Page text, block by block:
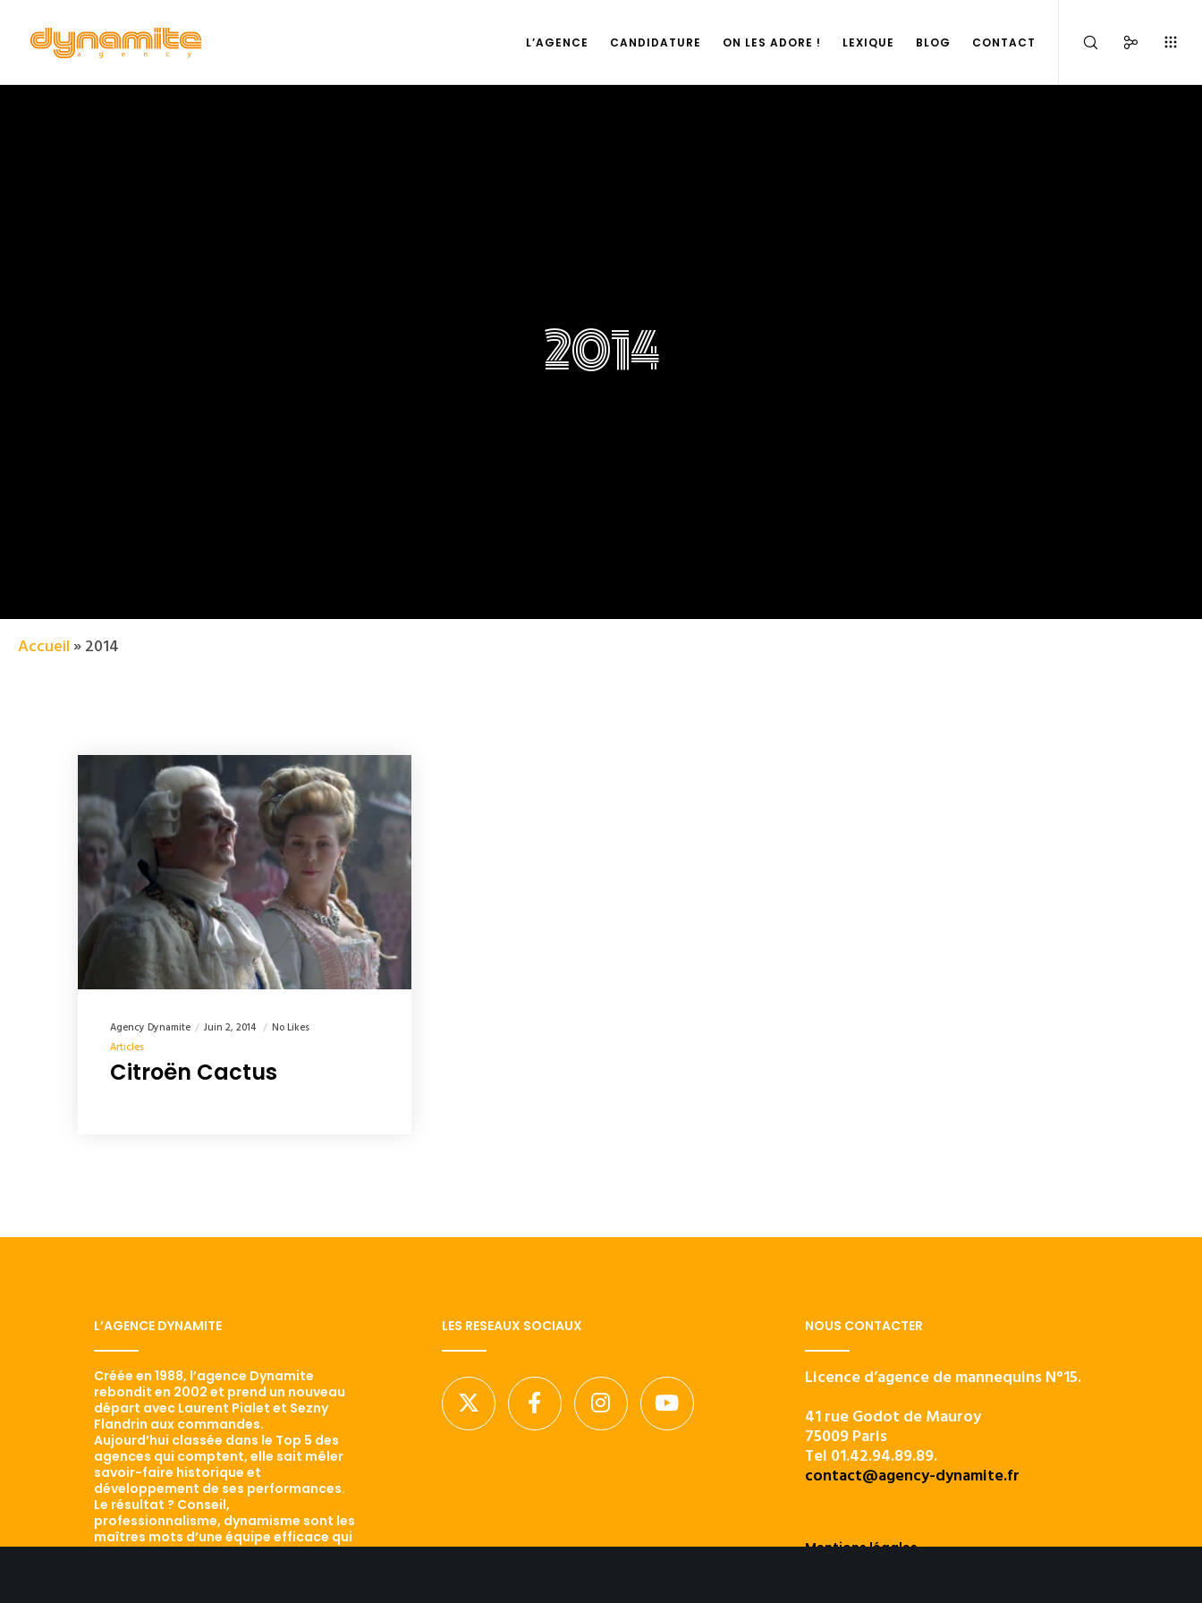
L’AGENCE CANDIDATURE ON LES ADORE ! LEXIQUE BLOG CONTACT
2014
Accueil »2014
Agency Dynamite Juin 2, 2014
No Likes
Articles
Citroën Cactus
L’AGENCE DYNAMITE
Créée en 1988, l’agence Dynamite
rebondit en 2002 et prend un nouveau
départ avec Laurent Pialet et Sezny
Flandrin aux commandes.
Aujourd’hui classée dans le Top 5 des
agences qui comptent, elle sait mêler
savoir-faire historique et
développement de ses performances.
Le résultat ? Conseil,
professionnalisme, dynamisme sont les
maîtres mots d’une équipe efficace qui
LES RESEAUX SOCIAUX NOUS CONTACTER
Licence d’agence de mannequins N°15.
41 rue Godot de Mauroy
75009 Paris
Tel 01.42.94.89.89.
contact@agency-dynamite.fr
Mentions légales